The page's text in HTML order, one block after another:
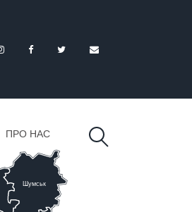
ПРО НАС
Шумськ